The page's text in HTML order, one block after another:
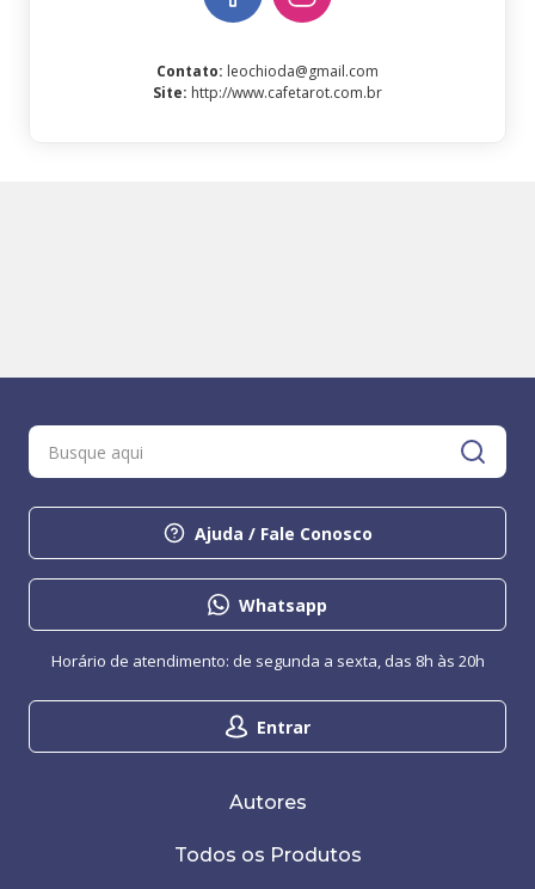
Contato: leochioda@gmail.com
Site: http://www.cafetarot.com.br
Ajuda / Fale Conosco
Whatsapp
Entrar
Horário de atendimento: de segunda a sexta, das 8h às 20h
Autores
Todos os Produtos